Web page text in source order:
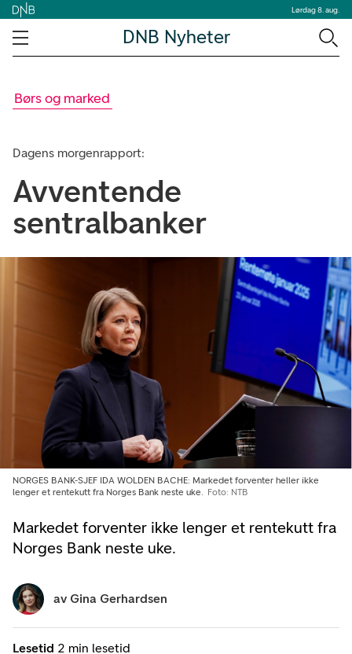
Lørdag 8. aug.
DNB Nyheter
Børs og marked
Dagens morgenrapport:
Avventende
sentralbanker
Markedet forventer ikke lenger et rentekutt fra
Norges Bank neste uke.
NORGES BANK-SJEF IDA WOLDEN BACHE: Markedet forventer heller ikke
lenger et rentekutt fra Norges Bank neste uke.
Foto: NTB
Lesetid 2 min lesetid
av Gina Gerhardsen